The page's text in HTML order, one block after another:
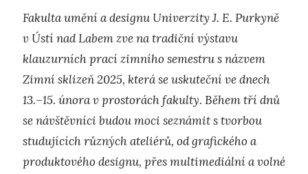
Fakulta umění a designu Univerzity J. E. Purkyně
v Ústí nad Labem zve na tradiční výstavu
klauzurních prací zimního semestru s názvem
Zimní sklizeň 2025, která se uskuteční ve dnech
13.–15. února v prostorách fakulty. Během tří dnů
se návštěvníci budou moci seznámit s tvorbou
studujících různých ateliérů, od grafického a
produktového designu, přes multimediální a volné